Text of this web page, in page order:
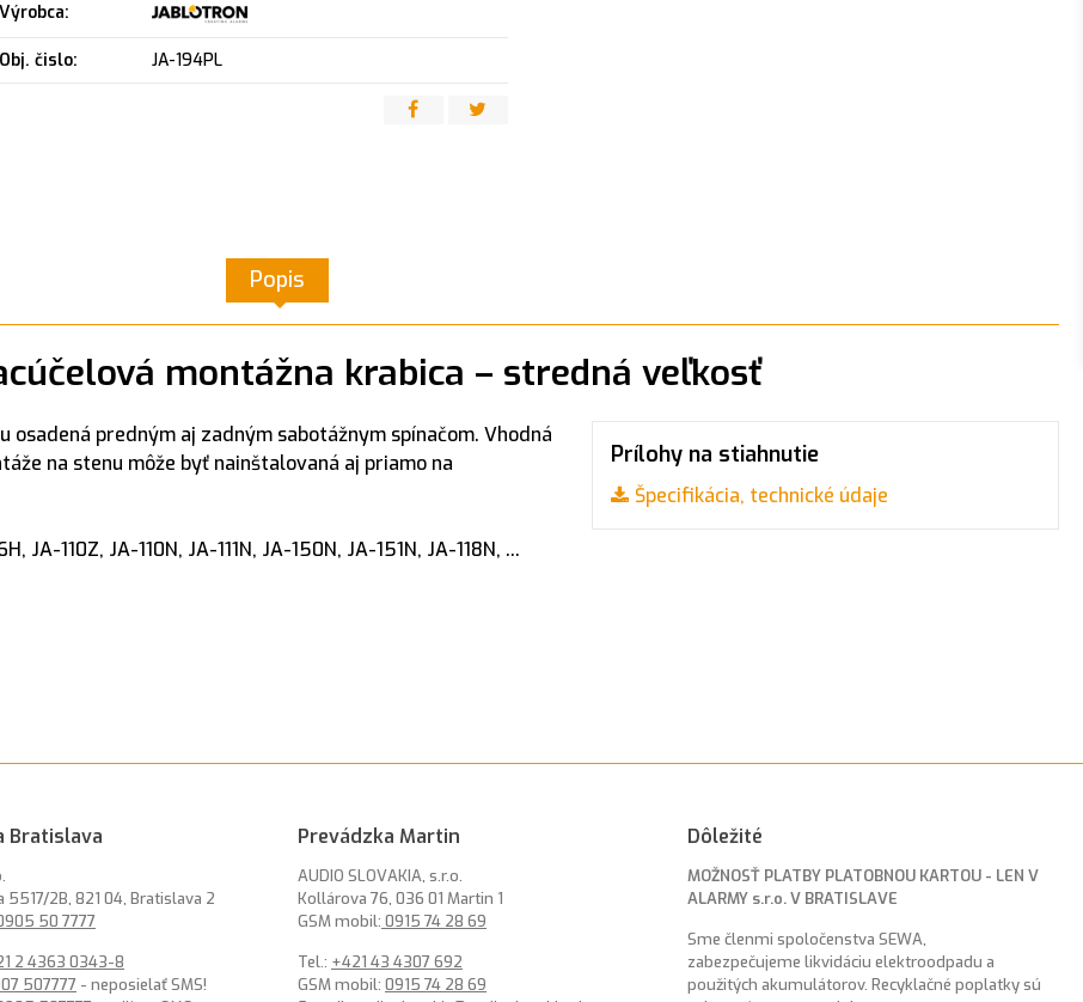
Výrobca:
Obj. čislo: JA-194PL
Popis
montážna krabica – stredná veľkosť
Prílohy na stiahnutie
Špecifikácia, technické údaje
osadená predným aj zadným sabotážnym spínačom. Vhodná
na stenu môže byť nainštalovaná aj priamo na
JA-110Z, JA-110N, JA-111N, JA-150N, JA-151N, JA-118N, ...
Bratislava
5517/2B, 821 04, Bratislava 2
50 7777
2 4363 0343-8
507777 - neposielať SMS!
Prevádzka Martin
AUDIO SLOVAKIA, s.r.o.
Kollárova 76, 036 01 Martin 1
GSM mobil: 0915 74 28 69
Tel.: +421 43 4307 692
GSM mobil: 0915 74 28 69
Dôležité
MOŽNOSŤ PLATBY PLATOBNOU KARTOU - LEN V
ALARMY s.r.o. V BRATISLAVE
Sme členmi spoločenstva SEWA,
zabezpečujeme likvidáciu elektroodpadu a
použitých akumulátorov. Recyklačné poplatky sú